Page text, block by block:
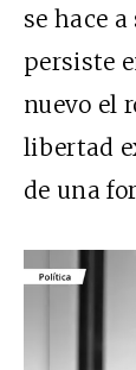
se hace
persiste
nuevo el
libertad
de una